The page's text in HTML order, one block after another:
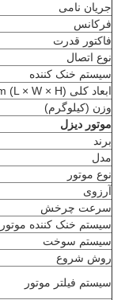
جریان نامی
فرکانس
فاکتور قدرت
نوع اتصال
سیستم خنک کننده
ابعاد کلی (L × W × H) mm
وزن (کیلوگرم)
موتور دیزل
برند
مدل
نوع موتور
آرزوی
سرعت چرخش
سیستم خنک کننده موتور
سیستم سوخت
روش شروع
سیستم فیلتر موتور